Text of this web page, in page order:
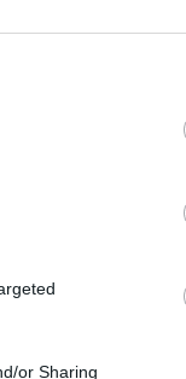
or Sharing
ჭიქაზე
შეიცავს
ეს
რუკოლა